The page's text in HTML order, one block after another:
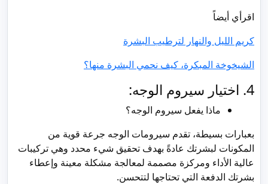
اقرأي أيضاً
كريم الليل والنهار لترطيب البشرة
الشيخوخة المبكرة، كيف نحمي البشرة منها؟
4. اختيار سيروم الوجه:
ماذا يفعل سيروم الوجه؟
بعبارات بسيطة، تقدم سيرومات الوجه جرعة قوية من
المكونات لبشرتك عادةً بهدف تحقيق شيء محدد وهي تركيبات
عالية الأداء ومركزة مصممة لمعالجة مشكلة معينة وإعطاء
بشرتك الدفعة التي تحتاجها لتتحسن.